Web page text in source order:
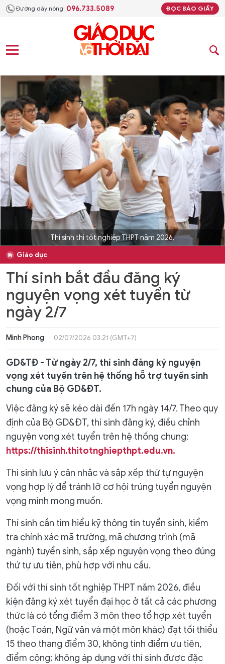
Đường dây nóng: 096.733.5089 ĐỌC BÁO GIẤY
Thí sinh thi tốt nghiệp THPT năm 2026.
Giáo dục
Thí sinh bắt đầu đăng ký
nguyện vọng xét tuyển từ
ngày 2/7
Minh Phong 02/07/2026 03:21 (GMT+7)
GD&TĐ - Từ ngày 2/7, thí sinh đăng ký nguyện
vọng xét tuyển trên hệ thống hỗ trợ tuyển sinh
chung của Bộ GD&ĐT.
Việc đăng ký sẽ kéo dài đến 17h ngày 14/7. Theo quy
định của Bộ GD&ĐT, thí sinh đăng ký, điều chỉnh
nguyện vọng xét tuyển trên hệ thống chung:
https://thisinh.thitotnghiepthpt.edu.vn.
Thí sinh lưu ý cân nhắc và sắp xếp thứ tự nguyện
vọng hợp lý để tránh lỡ cơ hội trúng tuyển nguyện
vọng mình mong muốn.
Thí sinh cần tìm hiểu kỹ thông tin tuyển sinh, kiểm
tra chính xác mã trường, mã chương trình (mã
ngành) tuyển sinh, sắp xếp nguyện vọng theo đúng
thứ tự ưu tiên, phù hợp với nhu cầu.
Đối với thí sinh tốt nghiệp THPT năm 2026, điều
kiện đăng ký xét tuyển đại học ở tất cả các phương
thức là có tổng điểm 3 môn theo tổ hợp xét tuyển
(hoặc Toán, Ngữ văn và một môn khác) đạt tối thiểu
15 theo thang điểm 30, không tính điểm ưu tiên,
điểm cộng; không áp dụng với thí sinh được đặc